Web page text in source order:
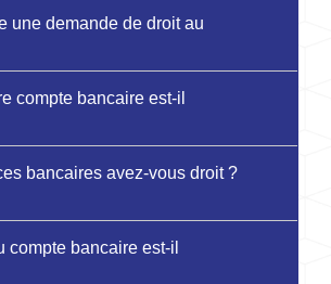
une demande de droit au
compte bancaire est-il
bancaires avez-vous droit ?
compte bancaire est-il